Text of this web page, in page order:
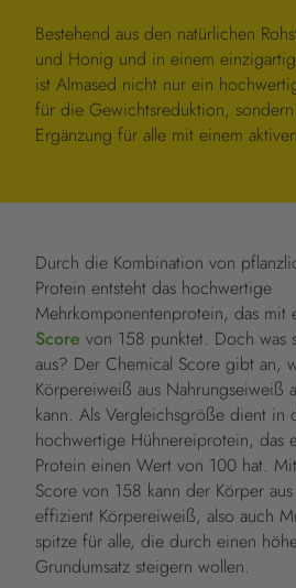
Bestehend aus den natürlichen
und Honig und in einem
ist Almased nicht nur ein
für die Gewichtsreduktion,
Ergänzung für alle mit einem
Durch die Kombination von
Protein entsteht das hochwertige
Mehrkomponentenprotein, das mit
Score von 158 punktet. Doch was
aus? Der Chemical Score gibt an,
Körpereiweiß aus Nahrungseiweiß
kann. Als Vergleichsgröße dient in
hochwertige Hühnereiprotein, das
Protein einen Wert von 100 hat.
Score von 158 kann der Körper
effizient Körpereiweiß, also auch
spitze für alle, die durch einen
Grundumsatz steigern wollen.